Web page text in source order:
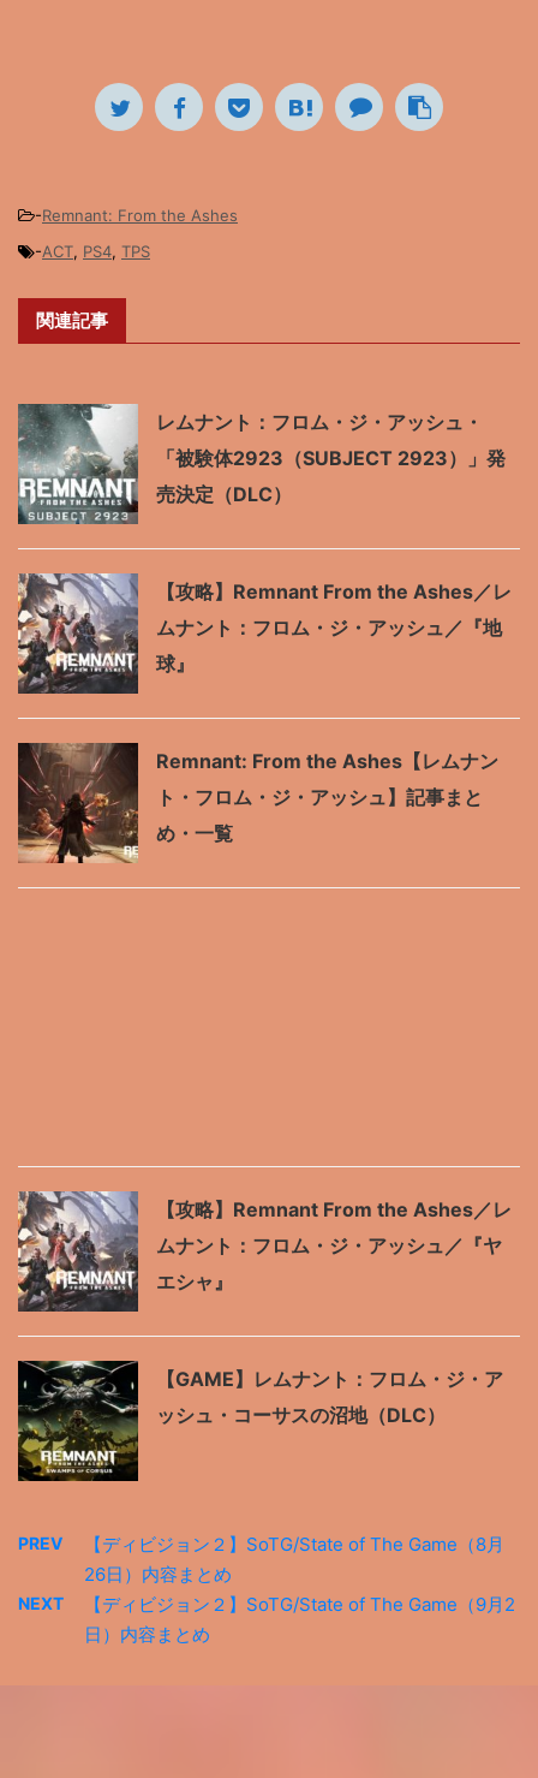
-Remnant: From the Ashes
-ACT, PS4, TPS
関連記事
レムナント：フロム・ジ・アッシュ・
「被験体2923（SUBJECT 2923）」発
売決定（DLC）
【攻略】Remnant From the Ashes／レ
ムナント：フロム・ジ・アッシュ／『地
球』
Remnant: From the Ashes【レムナン
ト・フロム・ジ・アッシュ】記事まと
め・一覧
【攻略】Remnant From the Ashes／レ
ムナント：フロム・ジ・アッシュ／『ヤ
エシャ』
【GAME】レムナント：フロム・ジ・ア
ッシュ・コーサスの沼地（DLC）
PREV
【ディビジョン２】SoTG/State of The Game（8月
26日）内容まとめ
NEXT
【ディビジョン２】SoTG/State of The Game（9月2
日）内容まとめ